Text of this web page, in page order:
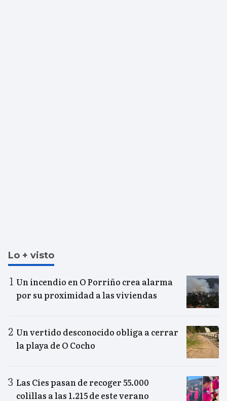
Lo + visto
Un incendio en O Porriño crea alarma
por su proximidad a las viviendas
Un vertido desconocido obliga a cerrar
la playa de O Cocho
Las Cíes pasan de recoger 55.000
colillas a las 1.215 de este verano